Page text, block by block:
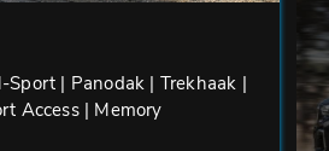
Sport | Panodak | Trekhaak |
Access | Memory